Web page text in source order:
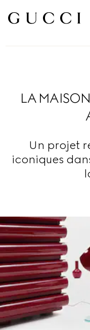
LA
Un projet
iconiques